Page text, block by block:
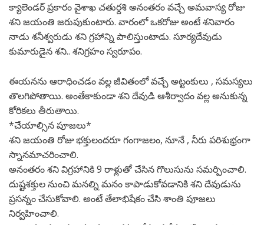
క్యాలెండర్ ప్రకారం వైశాఖ చతుర్దశి అనంతరం వచ్చే అమవాస్య రోజు
శని జయంతి జరుపుకుంటారు. వారంలో ఒకరోజు అంటే శనివారం
నాడు శనీశ్వరుడు శని గ్రహాన్ని పాలిస్తుంటాడు. సూర్యదేవుడు
కుమారుడైన శని.. శనిగ్రహం స్వరూపం.
ఈయనను ఆరాధించడం వల్ల జీవితంలో వచ్చే అట్టంకులు , సమస్యలు
తొలగిపోతాయి. అంతేకాకుండా శని దేవుడి ఆశీర్వాదం వల్ల అనుకున్న
కోరికలు తీరుతాయి.
*చేయాల్సిన పూజలు*
శని జయంతి రోజు భక్తులందరూ గంగాజలం, నూనే , నీరు పరిశుభ్రంగా
స్నానమాచరించాలి.
అనంతరం శని విగ్రహానికి 9 రాళ్లుతో చేసిన గొలుసును సమర్పించాలి.
దుష్టశక్తుల నుంచి మనల్ని మనం కాపాడుకోవడానికి శని దేవుడును
ప్రసన్నం చేసుకోవాలి. అంటే తేలాభిషేకం చేసి శాంతి పూజలు
నిర్వహించాలి.